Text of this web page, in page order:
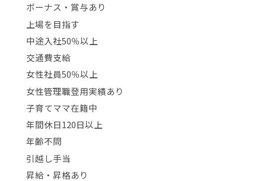
ボーナス・賞与あり
上場を目指す
中途入社50％以上
交通費支給
女性社員50％以上
女性管理職登用実績あり
子育てママ在籍中
年間休日120日以上
年齢不問
引越し手当
昇給・昇格あり